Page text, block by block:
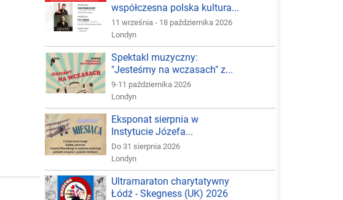
współczesna polska kultura...
11 września - 18 października 2026
Londyn
Spektakl muzyczny:
"Jesteśmy na wczasach" z...
9-11 października 2026
Londyn
Eksponat sierpnia w
Instytucie Józefa...
Do 31 sierpnia 2026
Londyn
Ultramaraton charytatywny
Łódź - Skegness (UK) 2026